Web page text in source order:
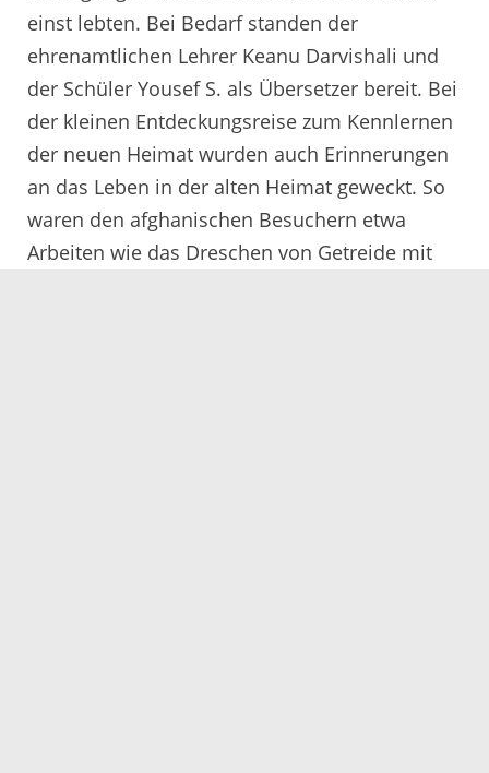
einst lebten. Bei Bedarf standen der
ehrenamtlichen Lehrer Keanu Darvishali und
der Schüler Yousef S. als Übersetzer bereit. Bei
der kleinen Entdeckungsreise zum Kennlernen
der neuen Heimat wurden auch Erinnerungen
an das Leben in der alten Heimat geweckt. So
waren den afghanischen Besuchern etwa
Arbeiten wie das Dreschen von Getreide mit